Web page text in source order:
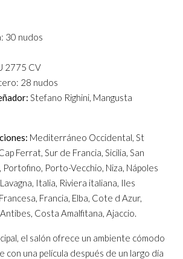
30 nudos
2775 CV
28 nudos
Stefano Righini, Mangusta
Mediterráneo Occidental, St
Ferrat, Sur de Francia, Sicilia, San
Portofino, Porto-Vecchio, Niza, Nápoles
Italia, Riviera italiana, Iles
Francia, Elba, Cote d Azur,
Costa Amalfitana, Ajaccio.
el salón ofrece un ambiente cómodo
con una película después de un largo día